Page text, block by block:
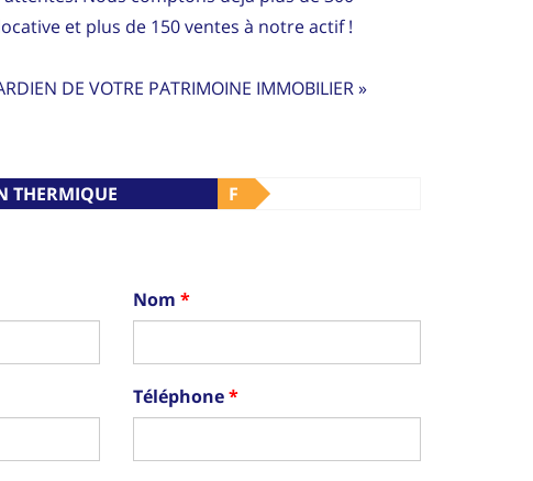
et plus de 150 ventes à notre actif !
DE VOTRE PATRIMOINE IMMOBILIER »
THERMIQUE F
Nom
Téléphone